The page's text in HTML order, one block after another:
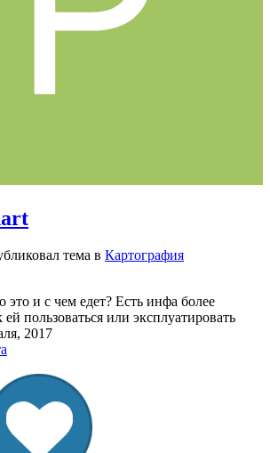
тема в Картография
это и с чем едет? Есть инфа более
ей пользоваться или эксплуатировать
2017